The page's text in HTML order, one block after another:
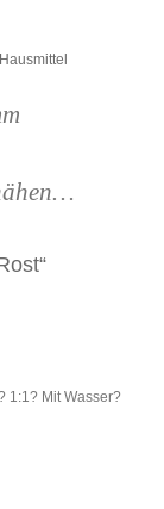
Hausmittel
“
1:1? Mit Wasser?